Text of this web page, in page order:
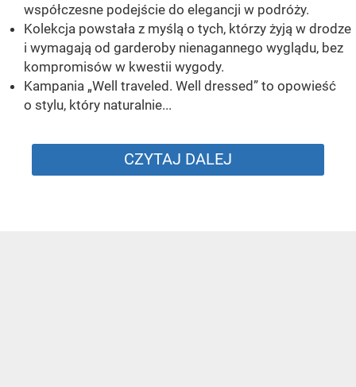
współczesne podejście do elegancji w podróży.
Kolekcja powstała z myślą o tych, którzy żyją w drodze
i wymagają od garderoby nienagannego wyglądu, bez
kompromisów w kwestii wygody.
Kampania „Well traveled. Well dressed” to opowieść
o stylu, który naturalnie...
CZYTAJ DALEJ